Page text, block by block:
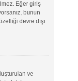
Eğer giriş
bunun
devre dışı
ve